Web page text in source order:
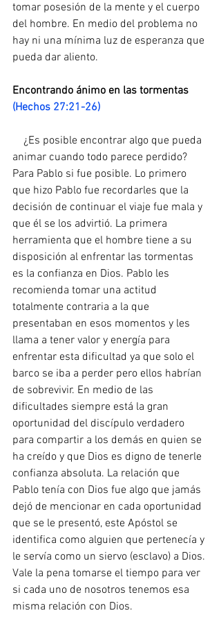
tomar posesión de la mente y el cuerpo
del hombre. En medio del problema no
hay ni una mínima luz de esperanza que
pueda dar aliento.
Encontrando ánimo en las tormentas
(Hechos 27:21-26)
animar cuando todo parece perdido?
Para Pablo si fue posible. Lo primero
que hizo Pablo fue recordarles que la
decisión de continuar el viaje fue mala y
que él se los advirtió. La primera
herramienta que el hombre tiene a su
disposición al enfrentar las tormentas
es la confianza en Dios. Pablo les
recomienda tomar una actitud
totalmente contraria a la que
presentaban en esos momentos y les
llama a tener valor y energía para
enfrentar esta dificultad ya que solo el
barco se iba a perder pero ellos habrían
de sobrevivir. En medio de las
dificultades siempre está la gran
oportunidad del discípulo verdadero
para compartir a los demás en quien se
ha creído y que Dios es digno de tenerle
confianza absoluta. La relación que
Pablo tenía con Dios fue algo que jamás
dejó de mencionar en cada oportunidad
que se le presentó, este Apóstol se
identifica como alguien que pertenecía y
le servía como un siervo (esclavo) a Dios.
Vale la pena tomarse el tiempo para ver
si cada uno de nosotros tenemos esa
misma relación con Dios.